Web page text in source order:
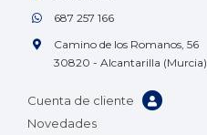
687 257 166
Camino de los Romanos, 56
30820 - Alcantarilla (Murcia)
Cuenta de cliente
Novedades